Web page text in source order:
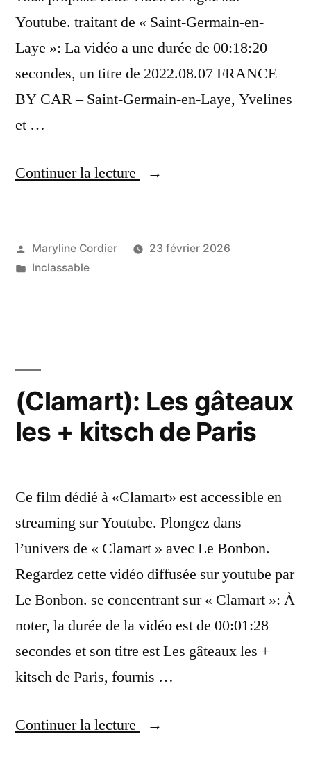
Youtube. traitant de « Saint-Germain-en-
Laye »: La vidéo a une durée de 00:18:20
secondes, un titre de 2022.08.07 FRANCE
BY CAR – Saint-Germain-en-Laye, Yvelines
et …
Continuer la lecture
« Saint-
Laye,2022.08.07
Germain-
en-
Publié
par
Maryline Cordier
23 février 2026
Publié
Inclassable
(Clamart): Les gâteaux
les + kitsch de Paris
Ce film dédié à «Clamart» est accessible en
streaming sur Youtube. Plongez dans
l’univers de « Clamart » avec Le Bonbon.
Regardez cette vidéo diffusée sur youtube par
Le Bonbon. se concentrant sur « Clamart »: À
noter, la durée de la vidéo est de 00:01:28
secondes et son titre est Les gâteaux les +
kitsch de Paris, fournis …
Continuer la lecture
« (Clamart):